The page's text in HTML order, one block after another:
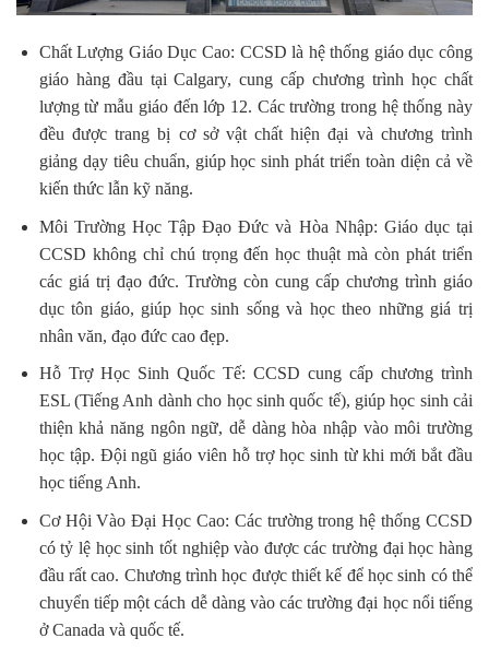
Chất Lượng Giáo Dục Cao: CCSD là hệ thống giáo dục công
giáo hàng đầu tại Calgary, cung cấp chương trình học chất
lượng từ mẫu giáo đến lớp 12. Các trường trong hệ thống này
đều được trang bị cơ sở vật chất hiện đại và chương trình
giảng dạy tiêu chuẩn, giúp học sinh phát triển toàn diện cả về
kiến thức lẫn kỹ năng.
Môi Trường Học Tập Đạo Đức và Hòa Nhập: Giáo dục tại
CCSD không chỉ chú trọng đến học thuật mà còn phát triển
các giá trị đạo đức. Trường còn cung cấp chương trình giáo
dục tôn giáo, giúp học sinh sống và học theo những giá trị
nhân văn, đạo đức cao đẹp.
Hỗ Trợ Học Sinh Quốc Tế: CCSD cung cấp chương trình
ESL (Tiếng Anh dành cho học sinh quốc tế), giúp học sinh cải
thiện khả năng ngôn ngữ, dễ dàng hòa nhập vào môi trường
học tập. Đội ngũ giáo viên hỗ trợ học sinh từ khi mới bắt đầu
học tiếng Anh.
Cơ Hội Vào Đại Học Cao: Các trường trong hệ thống CCSD
có tỷ lệ học sinh tốt nghiệp vào được các trường đại học hàng
đầu rất cao. Chương trình học được thiết kế để học sinh có thể
chuyển tiếp một cách dễ dàng vào các trường đại học nổi tiếng
ở Canada và quốc tế.